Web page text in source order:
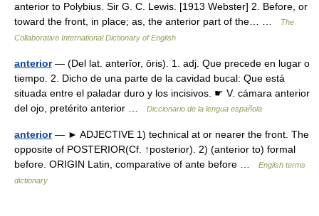
anterior to Polybius. Sir G. C. Lewis. [1913 Webster] 2. Before, or
toward the front, in place; as, the anterior part of the… …
The
Collaborative International Dictionary of English
anterior— (Del lat. anterĭor, ōris). 1. adj. Que precede en lugar o
tiempo. 2. Dicho de una parte de la cavidad bucal: Que está
situada entre el paladar duro y los incisivos. ☛ V. cámara anterior
del ojo, pretérito anterior …
Diccionario de la lengua española
anterior— ► ADJECTIVE 1) technical at or nearer the front. The
opposite of POSTERIOR(Cf. ↑posterior). 2) (anterior to) formal
before. ORIGIN Latin, comparative of ante before …
English terms
dictionary